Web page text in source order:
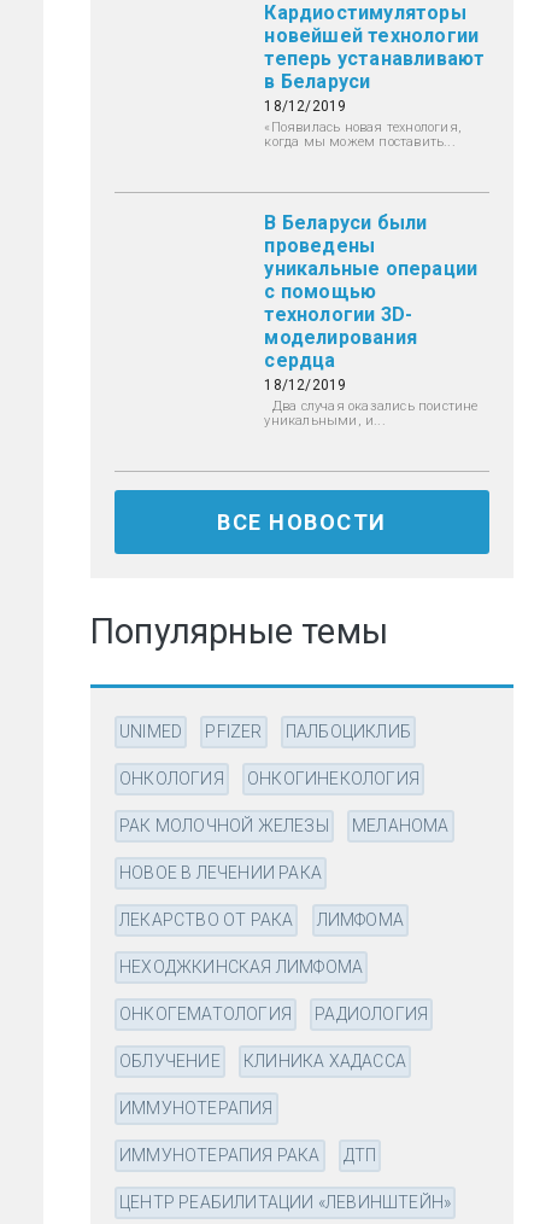
Кардиостимуляторы
новейшей технологии
теперь устанавливают
в Беларуси
18/12/2019
«Появилась новая технология,
когда мы можем поставить...
В Беларуси были
проведены
уникальные операции
с помощью
технологии 3D-
моделирования
сердца
18/12/2019
Два случая оказались поистине
уникальными, и...
ВСЕ НОВОСТИ
Популярные темы
UNIMED PFIZER ПАЛБОЦИКЛИБ
ОНКОЛОГИЯ ОНКОГИНЕКОЛОГИЯ
РАК МОЛОЧНОЙ ЖЕЛЕЗЫ МЕЛАНОМА
НОВОЕ В ЛЕЧЕНИИ РАКА
ЛЕКАРСТВО ОТ РАКА ЛИМФОМА
НЕХОДЖКИНСКАЯ ЛИМФОМА
ОНКОГЕМАТОЛОГИЯ РАДИОЛОГИЯ
ОБЛУЧЕНИЕ КЛИНИКА ХАДАССА
ИММУНОТЕРАПИЯ
ИММУНОТЕРАПИЯ РАКА ДТП
ЦЕНТР РЕАБИЛИТАЦИИ «ЛЕВИНШТЕЙН»